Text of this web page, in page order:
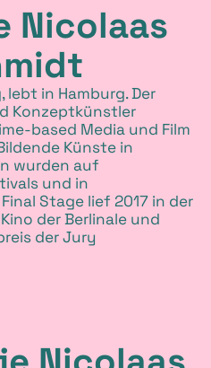
Nicolaas
lebt in Hamburg. Der
Konzeptkünstler
based Media und Film
Künste in
wurden auf
und in
Stage lief 2017 in der
der Berlinale und
der Jury